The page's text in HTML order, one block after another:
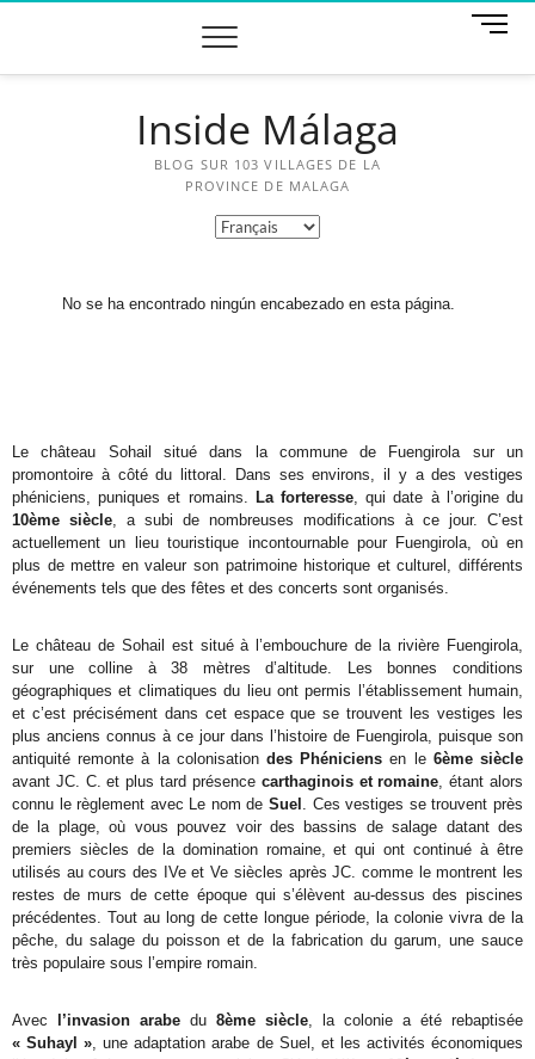
M
Inside Málaga
BLOG SUR 103 VILLAGES DE LA
PROVINCE DE MALAGA
No se ha encontrado ningún encabezado en esta página.
Le château Sohail situé dans la commune de Fuengirola sur un
promontoire à côté du littoral. Dans ses environs, il y a des vestiges
phéniciens, puniques et romains. La forteresse, qui date à l’origine du
10ème siècle, a subi de nombreuses modifications à ce jour. C’est
actuellement un lieu touristique incontournable pour Fuengirola, où en
plus de mettre en valeur son patrimoine historique et culturel, différents
événements tels que des fêtes et des concerts sont organisés.
Le château de Sohail est situé à l’embouchure de la rivière Fuengirola,
sur une colline à 38 mètres d’altitude. Les bonnes conditions
géographiques et climatiques du lieu ont permis l’établissement humain,
et c’est précisément dans cet espace que se trouvent les vestiges les
plus anciens connus à ce jour dans l’histoire de Fuengirola, puisque son
antiquité remonte à la colonisation des Phéniciens en le 6ème siècle
avant JC. C. et plus tard présence carthaginois et romaine, étant alors
connu le règlement avec Le nom deSuel . Ces vestiges se trouvent près
de la plage, où vous pouvez voir des bassins de salage datant des
premiers siècles de la domination romaine, et qui ont continué à être
utilisés au cours des IVe et Ve siècles après JC. comme le montrent les
restes de murs de cette époque qui s’élèvent au-dessus des piscines
précédentes. Tout au long de cette longue période, la colonie vivra de la
pêche, du salage du poisson et de la fabrication du garum, une sauce
très populaire sous l’empire romain.
Avec l’invasion arabe du 8ème siècle, la colonie a été rebaptisée
« Suhayl », une adaptation arabe de Suel, et les activités économiques